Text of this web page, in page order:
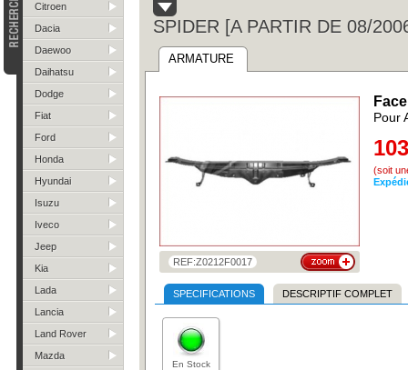
Citroen
Dacia
Daewoo
Daihatsu
Dodge
Fiat
Ford
Honda
Hyundai
Isuzu
Iveco
Jeep
Kia
Lada
Lancia
Land Rover
Mazda
SPIDER [A PARTIR DE 08/
ARMATURE
REF:Z0212F0017
Pour
(soit
SPECIFICATIONS DESCRIPTIF COMPLET
En Stock